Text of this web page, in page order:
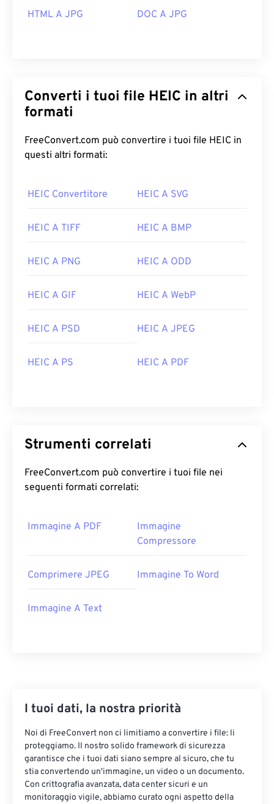
HTML A JPG DOC A JPG
Converti i tuoi file HEIC in altri
formati
FreeConvert.com può convertire i tuoi file HEIC in
questi altri formati:
HEIC Convertitore HEIC A SVG
HEIC A TIFF HEIC A BMP
HEIC A PNG HEIC A ODD
HEIC A GIF HEIC A WebP
HEIC A PSD HEIC A JPEG
HEIC A PS HEIC A PDF
Strumenti correlati
FreeConvert.com può convertire i tuoi file nei
seguenti formati correlati:
Immagine A PDF
Immagine
Compressore
Comprimere JPEG Immagine To Word
Immagine A Text
I tuoi dati, la nostra priorità
Noi di FreeConvert non ci limitiamo a convertire i file: li
proteggiamo. Il nostro solido framework di sicurezza
garantisce che i tuoi dati siano sempre al sicuro, che tu
stia convertendo un'immagine, un video o un documento.
Con crittografia avanzata, data center sicuri e un
monitoraggio vigile, abbiamo curato ogni aspetto della